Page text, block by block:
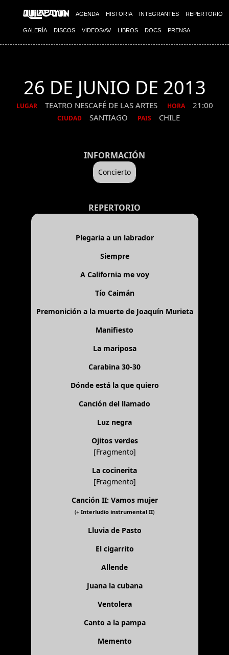
AGENDA HISTORIA INTEGRANTES REPERTORIO
GALERÍA DISCOS VIDEOS/AV LIBROS DOCS PRENSA
26 DE JUNIO DE 2013
LUGAR TEATRO NESCAFÉ DE LAS ARTES HORA 21:00
CIUDAD SANTIAGO PAIS CHILE
INFORMACIÓN
Concierto
REPERTORIO
Plegaria a un labrador
Siempre
A California me voy
Tío Caimán
Premonición a la muerte de Joaquín Murieta
Manifiesto
La mariposa
Carabina 30-30
Dónde está la que quiero
Canción del llamado
Luz negra
Ojitos verdes
[Fragmento]
La cocinerita
[Fragmento]
Canción II: Vamos mujer
(+ Interludio instrumental II)
Lluvia de Pasto
El cigarrito
Allende
Juana la cubana
Ventolera
Canto a la pampa
Memento